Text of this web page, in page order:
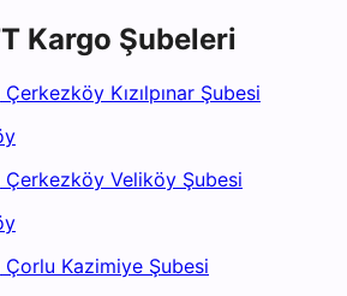
Kargo Şubeleri
Kızılpınar Şubesi
Veliköy Şubesi
Kazimiye Şubesi